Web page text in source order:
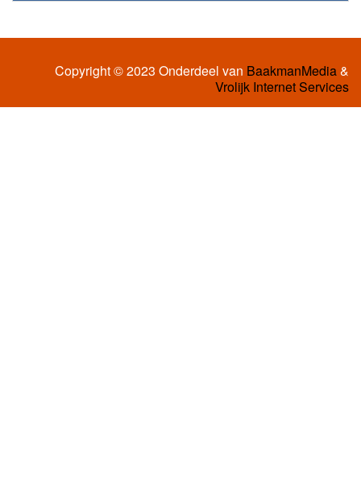
Copyright © 2023 Onderdeel van BaakmanMedia&
Vrolijk Internet Services